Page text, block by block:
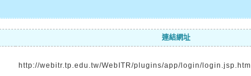
連結網址
http://webitr.tp.edu.tw/WebITR/plugins/app/login/login.jsp.htm